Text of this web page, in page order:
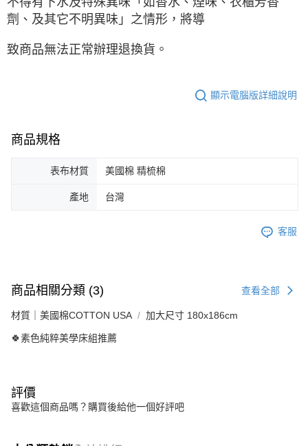
劑、及其它不明異味」之情形，將導
致商品無法正常辦理退換貨。
顯示電腦版詳細說明
商品規格
表布材質 美國棉 精梳棉
產地 台灣
客服
商品相關分類 (3) 查看全部
材質｜美國棉COTTON USA 加大尺寸 180x186cm
🍀素色純粹美學床組推薦
評價
喜歡這個商品嗎？購買後給他一個好評吧